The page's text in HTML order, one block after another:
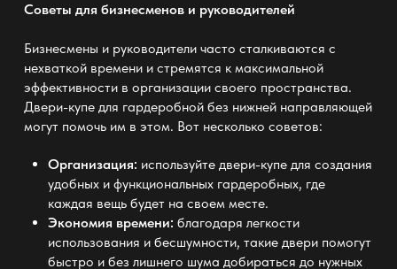
Советы для бизнесменов и руководителей
Бизнесмены и руководители часто сталкиваются с
нехваткой времени и стремятся к максимальной
эффективности в организации своего пространства.
Двери-купе для гардеробной без нижней направляющей
могут помочь им в этом. Вот несколько советов:
Организация: используйте двери-купе для создания
удобных и функциональных гардеробных, где
каждая вещь будет на своем месте.
Экономия времени: благодаря легкости
использования и бесшумности, такие двери помогут
быстро и без лишнего шума добираться до нужных